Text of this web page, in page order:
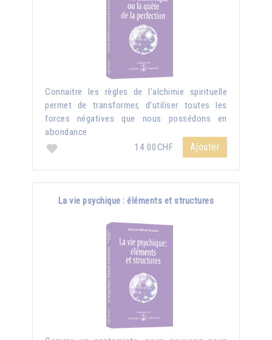
Connaitre les règles de l'alchimie spirituelle
permet de transformer, d'utiliser toutes les
forces négatives que nous possédons en
abondance
14.00CHF
Ajouter
La vie psychique : éléments et structures